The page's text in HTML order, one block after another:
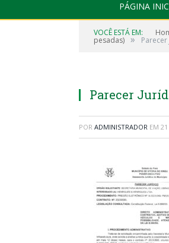
PÁGINA
VOCÊ ESTÁ EM:
pesadas) »
Parecer
POR ADMINISTRADOR EM 21